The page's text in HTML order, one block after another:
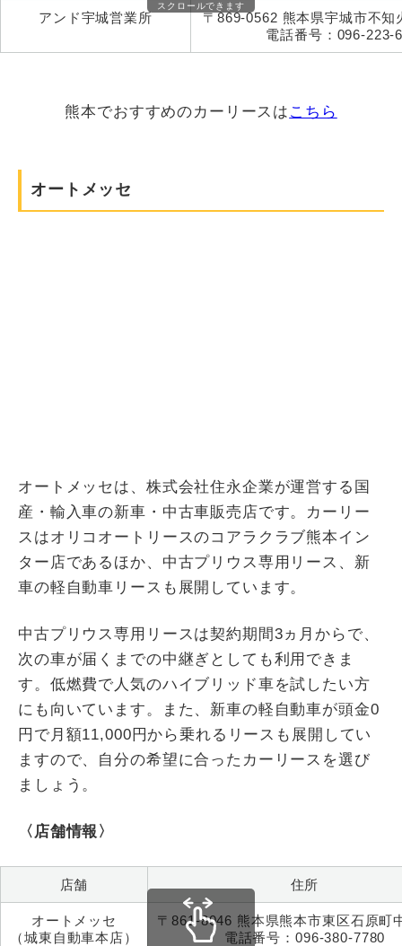
アンド宇城営業所
〒869-0562 熊本県宇城市不知
電話番号：096-223-
スクロールできます
熊本でおすすめのカーリースは こちら
オートメッセ
オートメッセは、株式会社住永企業が運営する国
産・輸入車の新車・中古車販売店です。カーリー
スはオリコオートリースのコアラクラブ熊本イン
ター店であるほか、中古プリウス専用リース、新
車の軽自動車リースも展開しています。
中古プリウス専用リースは契約期間3ヵ月からで、
次の車が届くまでの中継ぎとしても利用できま
す。低燃費で人気のハイブリッド車を試したい方
にも向いています。また、新車の軽自動車が頭金0
円で月額11,000円から乗れるリースも展開してい
ますので、自分の希望に合ったカーリースを選び
ましょう。
〈店舗情報〉
店舗 住所
オートメッセ
（城東自動車本店）
〒861-8046 熊本県熊本市東区石原町
電話番号：096-380-7780